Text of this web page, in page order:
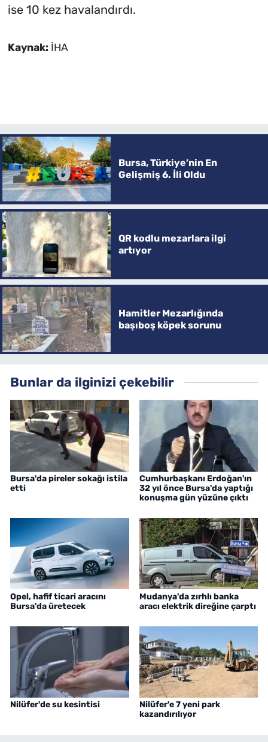
ise 10 kez havalandırdı.
Kaynak: İHA
Bursa, Türkiye’nin En
Gelişmiş 6. İli Oldu
QR kodlu mezarlara ilgi
artıyor
Hamitler Mezarlığında
başıboş köpek sorunu
Bunlar da ilginizi çekebilir
Bursa'da pireler sokağı istila
etti
Cumhurbaşkanı Erdoğan'ın
32 yıl önce Bursa'da yaptığı
konuşma gün yüzüne çıktı
Opel, hafif ticari aracını
Bursa'da üretecek
Mudanya'da zırhlı banka
aracı elektrik direğine çarptı
Nilüfer'de su kesintisi
Nilüfer'e 7 yeni park
kazandırılıyor